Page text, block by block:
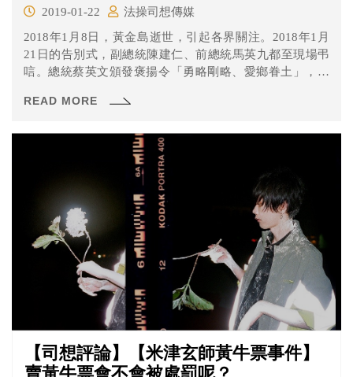
2019-01-22
法操司想傳媒
2018年1月8日，黃金島逝世，引起各界關注。2018年1月
21日的告別式，副總統陳建仁、前總統馬英九都至現場弔
唁。總統蔡英文頒發褒揚令「勇略剛略、愛鄉眷土」，享
為228戰士呢？
READ MORE
【司想評論】【米津玄師黃牛票事件】